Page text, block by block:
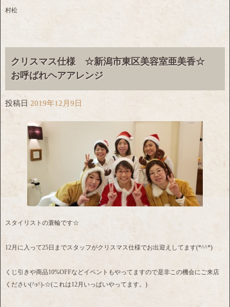
村松
クリスマス仕様 ☆新潟市東区美容室亜美香☆
お呼ばれヘアアレンジ
投稿日 2019年12月9日
スタイリストの蓑輪です☆
12月に入って25日までスタッフがクリスマス仕様でお出迎えしてます(*^^*)
くじ引きや商品10%OFFなどイベントもやってますので是非この機会にご来店
ください(^з^)-☆(これは12月いっぱいやってます。)